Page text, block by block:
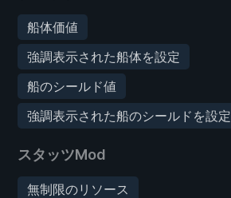
船体価値
強調表示された船体を設定
船のシールド値
強調表示された船のシールドを設定
スタッツMod
無制限のリソース